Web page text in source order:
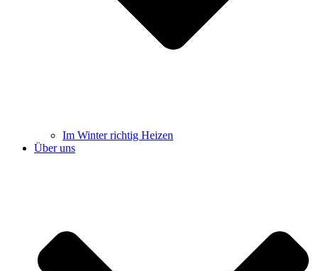
Im Winter richtig Heizen
Über uns